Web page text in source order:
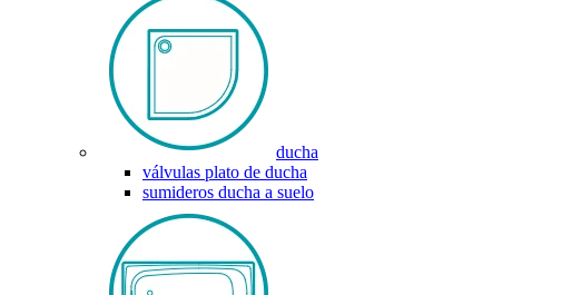
ducha
válvulas plato de ducha
sumideros ducha a suelo